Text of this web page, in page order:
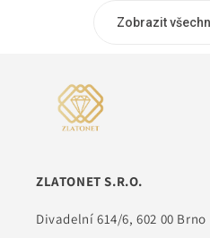
Zobrazit
ZLATONET S.R.O.
Divadelní 614/6, 602 00 Brno